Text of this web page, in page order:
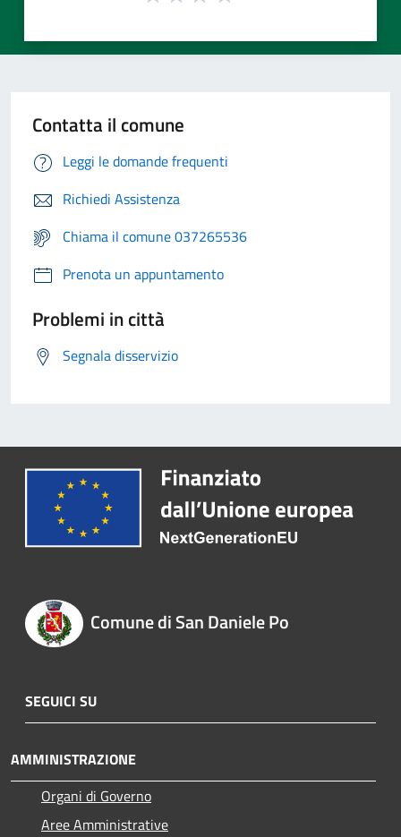
Contatta il comune
Leggi le domande frequenti
Richiedi Assistenza
Chiama il comune 037265536
Prenota un appuntamento
Problemi in città
Segnala disservizio
Comune di San Daniele Po
SEGUICI SU
AMMINISTRAZIONE
Organi di Governo
Aree Amministrative